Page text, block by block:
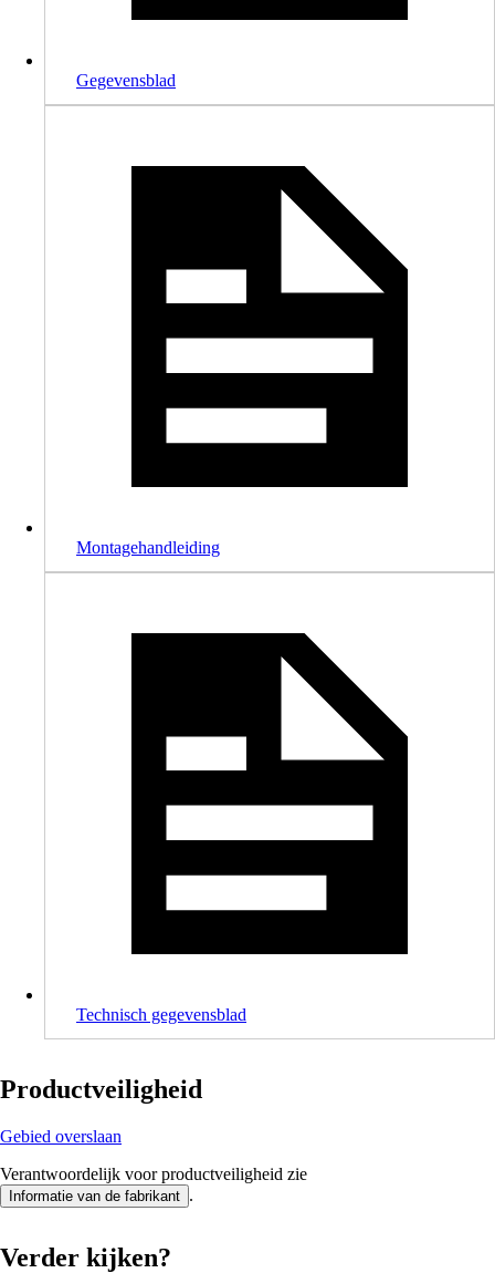
Gegevensblad
Montagehandleiding
Technisch gegevensblad
Productveiligheid
Gebied overslaan
Verantwoordelijk voor productveiligheid zie
Informatie van de fabrikant .
Verder kijken?